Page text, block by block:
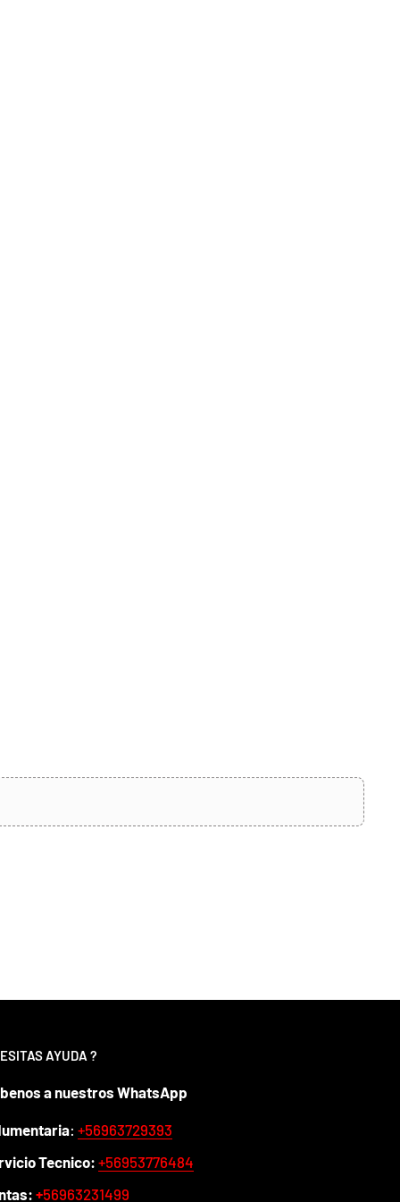
AYUDA ?
a nuestros WhatsApp
: +56963729393
Tecnico:+56953776484
+56963231499